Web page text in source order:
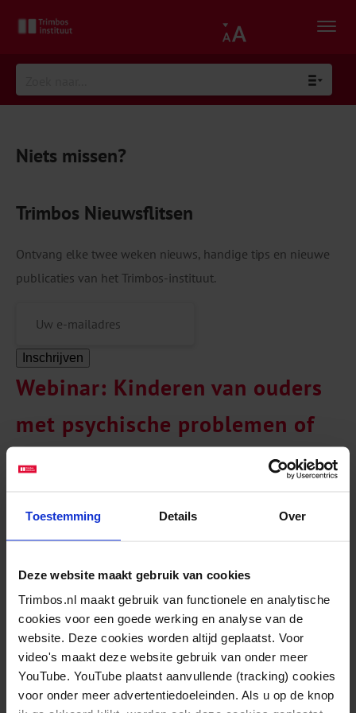
Toestemming Details Over
Deze website maakt gebruik van cookies
Trimbos.nl maakt gebruik van functionele en analytische
cookies voor een goede werking en analyse van de
website. Deze cookies worden altijd geplaatst. Voor
video's maakt deze website gebruik van onder meer
YouTube. YouTube plaatst aanvullende (tracking) cookies
voor onder meer advertentiedoeleinden. Als u op de knop
Niets missen?
Trimbos Nieuwsflitsen
Ontvang elke twee weken nieuws, handige tips en nieuwe
publicaties van het Trimbos-instituut.
Inschrijven
Webinar: Kinderen van ouders
met psychische problemen of
verslaving – Feiten, signalen en
Datum:25/09/2025
Tijd:13:00 - 14:00
Locatie: Online
Organisator: Trimbos-instituut
Prijs:Gratis
Tijdens dit gratis webinar van hetExpertisecentrum
Alcoholkrijg je een helder overzicht van de feiten